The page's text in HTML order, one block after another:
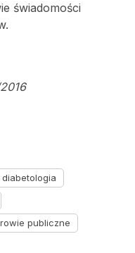
świadomości
diabetologia
publiczne